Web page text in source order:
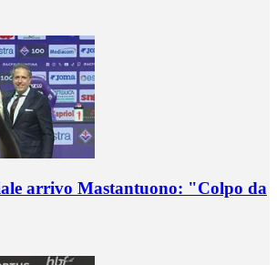
arrivo Mastantuono: "Colpo da